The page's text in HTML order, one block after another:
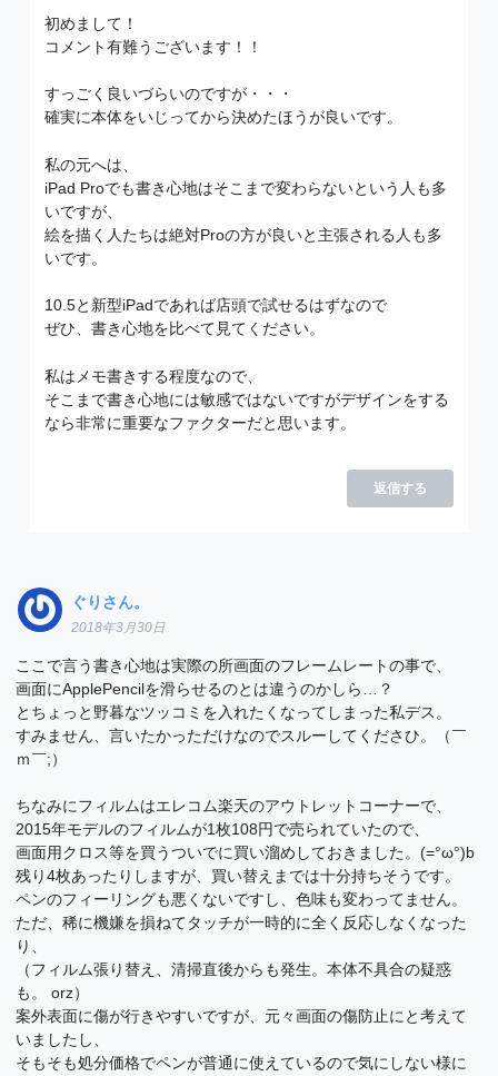
初めまして！
コメント有難うございます！！
すっごく良いづらいのですが・・・
確実に本体をいじってから決めたほうが良いです。
私の元へは、
iPad Proでも書き心地はそこまで変わらないという人も多
いですが、
絵を描く人たちは絶対Proの方が良いと主張される人も多
いです。
10.5と新型iPadであれば店頭で試せるはずなので
ぜひ、書き心地を比べて見てください。
私はメモ書きする程度なので、
そこまで書き心地には敏感ではないですがデザインをする
なら非常に重要なファクターだと思います。
返信する
ぐりさん。
2018年3月30日
ここで言う書き心地は実際の所画面のフレームレートの事で、
画面にApplePencilを滑らせるのとは違うのかしら…？
とちょっと野暮なツッコミを入れたくなってしまった私デス。
すみません、言いたかっただけなのでスルーしてくださひ。（￣
ｍ￣;）
ちなみにフィルムはエレコム楽天のアウトレットコーナーで、
2015年モデルのフィルムが1枚108円で売られていたので、
画面用クロス等を買うついでに買い溜めしておきました。(=°ω°)b
残り4枚あったりしますが、買い替えまでは十分持ちそうです。
ペンのフィーリングも悪くないですし、色味も変わってません。
ただ、稀に機嫌を損ねてタッチが一時的に全く反応しなくなった
り、
（フィルム張り替え、清掃直後からも発生。本体不具合の疑惑
も。 orz）
案外表面に傷が行きやすいですが、元々画面の傷防止にと考えて
いましたし、
そもそも処分価格でペンが普通に使えているので気にしない様に